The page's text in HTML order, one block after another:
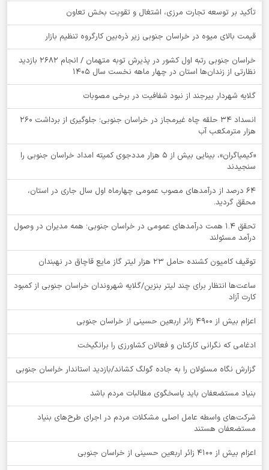
تأکید بر توسعه تجارت مرزی، اشتغال و تقویت بخش تعاون
قیمت بالای میوه در خراسان جنوبی زیر ذره‌بین کارگروه تنظیم بازار
خراسان جنوبی رتبه اول کشور در پذیرش توبه متهمان / انجام ۲۶۸۲ بازدید
نظارتی از زندان‌ها استان در چهار ماهه نخست سال 1405
گلایه شهردار بیرجند از نبود شفافیت در برخی مصوبات
انسداد ۳۴ حلقه چاه غیرمجاز در خراسان جنوبی؛ جلوگیری از برداشت ۲۶۰
هزار مترمکعب آب
«کیمیاگران»، بینایی بیش از ۵ هزار مددجوی کمیته امداد خراسان جنوبی را
سنجیدند
64 درصد از درآمدهای مصوب عمومی چهارماه اول سال جاری در استان،
محقق گردید.
تحقق ۱.۴ همت درآمدهای عمومی در خراسان جنوبی؛ همه مدیران در وصول
درآمد مسئولند
توقيف کامیون کشنده حامل 23 هزار لیتر گاز مایع قاچاق در نهبندان
ساعت‌ها انتظار برای چند لیتر بنزین/گلایه شهروندان خراسان جنوبی از کمبود
کارت آزاد
اعزام بیش از 4900 زائر اربعین حسینی از خراسان جنوبی
ادغامی که نگرانی کارکنان و فعالان کشاورزی را برانگیخت
گزارش نگاه مسئولان را به جاده گولگ کشاند/بازدید استاندار خراسان جنوبی
بنیاد مستضعفان باید پاسخگوی مطالبات مردم باشد
شرکت‌های واسطه عامل اصلی مشکلات مردم در اجرای طرح‌های بنیاد
مستضعفان هستند
اعزام بیش از 4100 زائر اربعین حسینی از خراسان جنوبی